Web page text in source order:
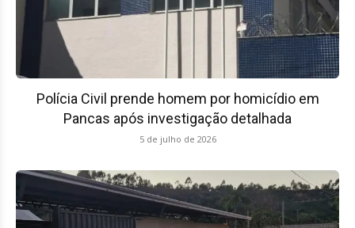
Polícia Civil prende homem por homicídio em
Pancas após investigação detalhada
5 de julho de 2026